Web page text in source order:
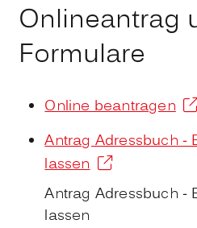
Onlineantrag
Formulare
Online beantragen
Antrag Adressbuch -
lassen
Antrag Adressbuch -
lassen